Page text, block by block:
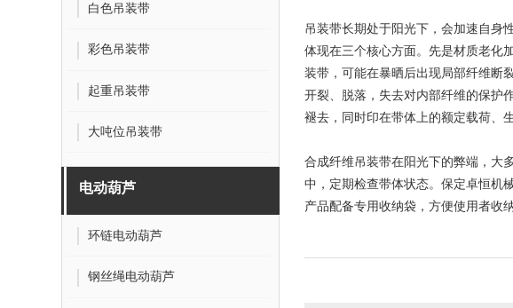
白色吊装带
彩色吊装带
起重吊装带
大吨位吊装带
电动葫芦
环链电动葫芦
钢丝绳电动葫芦
吊装带长期处于阳光下，会加速自身
体现在三个核心方面。先是材质老化
装带，可能在暴晒后出现局部纤维断
开裂、脱落，失去对内部纤维的保护
褪去，同时印在带体上的额定载荷、
合成纤维吊装带在阳光下的弊端，大
中，定期检查带体状态。保定卓恒机
产品配备专用收纳袋，方便使用者收